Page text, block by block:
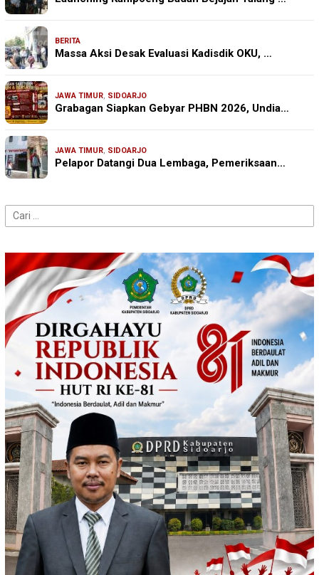
BERITA
Massa Aksi Desak Evaluasi Kadisdik OKU, …
JAWA TIMUR, SIDOARJO
Grabagan Siapkan Gebyar PHBN 2026, Undia…
JAWA TIMUR, SIDOARJO
Pelapor Datangi Dua Lembaga, Pemeriksaan…
Cari
untuk: